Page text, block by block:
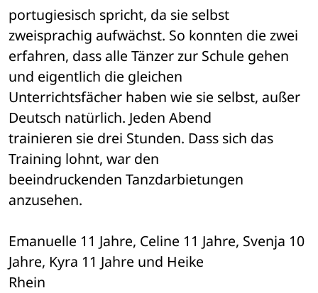
portugiesisch spricht, da sie selbst
zweisprachig aufwächst. So konnten die zwei
erfahren, dass alle Tänzer zur Schule gehen
und eigentlich die gleichen
Unterrichtsfächer haben wie sie selbst, außer
Deutsch natürlich. Jeden Abend
trainieren sie drei Stunden. Dass sich das
Training lohnt, war den
beeindruckenden Tanzdarbietungen
anzusehen.
Emanuelle 11 Jahre, Celine 11 Jahre, Svenja 10
Jahre, Kyra 11 Jahre und Heike
Rhein